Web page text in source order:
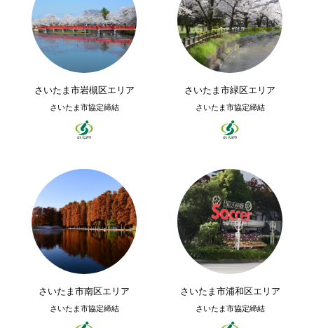
さいたま市岩槻区エリア
さいたま市協定締結
さいたま市緑区エリア
さいたま市協定締結
さいたま市南区エリア
さいたま市協定締結
さいたま市浦和区エリア
さいたま市協定締結